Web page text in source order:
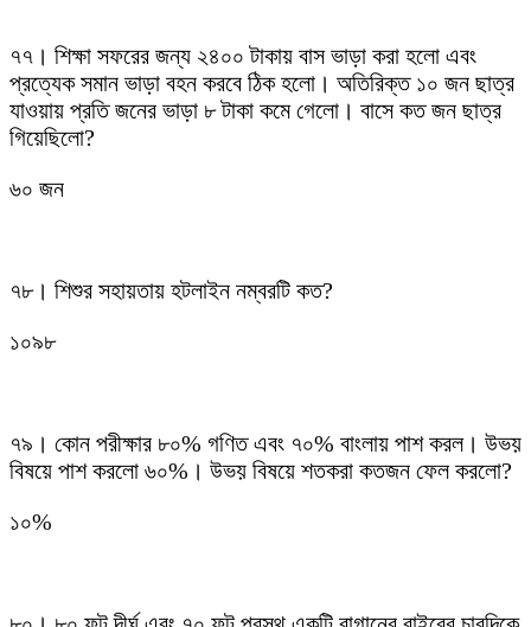
৭৭। শিক্ষা সফরের জন্য ২৪০০ টাকায় বাস ভাড়া করা হলো এবং
প্রত্যেক সমান ভাড়া বহন করবে ঠিক হলো। অতিরিক্ত ১০ জন ছাত্র
যাওয়ায় প্রতি জনের ভাড়া ৮ টাকা কমে গেলো। বাসে কত জন ছাত্র
গিয়েছিলো?
৬০ জন
৭৮। শিশুর সহায়তায় হটলাইন নম্বরটি কত?
১০৯৮
৭৯। কোন পরীক্ষার ৮০% গণিত এবং ৭০% বাংলায় পাশ করল। উভয়
বিষয়ে পাশ করলো ৬০%। উভয় বিষয়ে শতকরা কতজন ফেল করলো?
১০%